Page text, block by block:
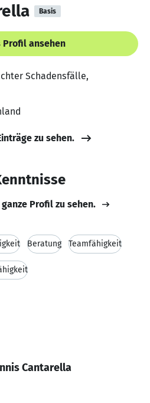
Basis
Profil ansehen
Schadensfälle,
zu sehen.
Profil zu sehen.
Beratung Teamfähigkeit
Cantarella